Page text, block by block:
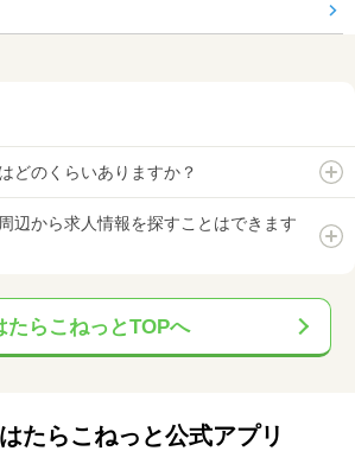
どのくらいありますか？
辺から求人情報を探すことはできます
たらこねっとTOPへ
はたらこねっと公式アプリ